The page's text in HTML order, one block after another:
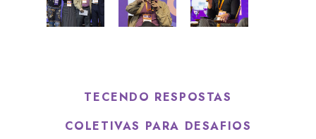
TECENDO RESPOSTAS
COLETIVAS PARA DESAFIOS